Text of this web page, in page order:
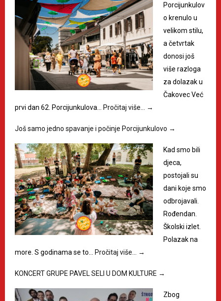
Porcijunkulov
o krenulo u
velikom stilu,
a četvrtak
donosi još
više razloga
za dolazak u
Čakovec Već
prvi dan 62. Porcijunkulova…
Pročitaj više… →
Još samo jedno spavanje i počinje Porcijunkulovo →
Kad smo bili
djeca,
postojali su
dani koje smo
odbrojavali.
Rođendan.
Školski izlet.
Polazak na
more. S godinama se to…
Pročitaj više… →
KONCERT GRUPE PAVEL SELI U DOM KULTURE →
Zbog